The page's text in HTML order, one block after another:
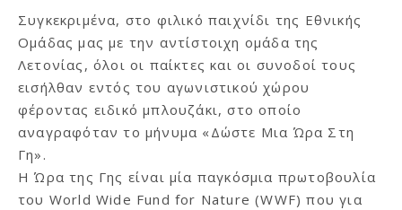
Συγκεκριμένα, στο φιλικό παιχνίδι της Εθνικής
Ομάδας μας με την αντίστοιχη ομάδα της
Λετονίας, όλοι οι παίκτες και οι συνοδοί τους
εισήλθαν εντός του αγωνιστικού χώρου
φέροντας ειδικό μπλουζάκι, στο οποίο
αναγραφόταν το μήνυμα «Δώστε Μια Ώρα Στη
Γη».
Η Ώρα της Γης είναι μία παγκόσμια πρωτοβουλία
του World Wide Fund for Nature (WWF) που για